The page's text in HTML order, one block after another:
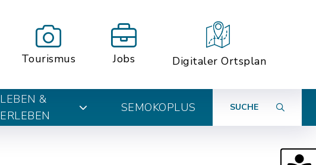
Tourismus Jobs Digitaler Ortsplan
LEBEN &
ERLEBEN
SEMOKOPLUS SUCHE